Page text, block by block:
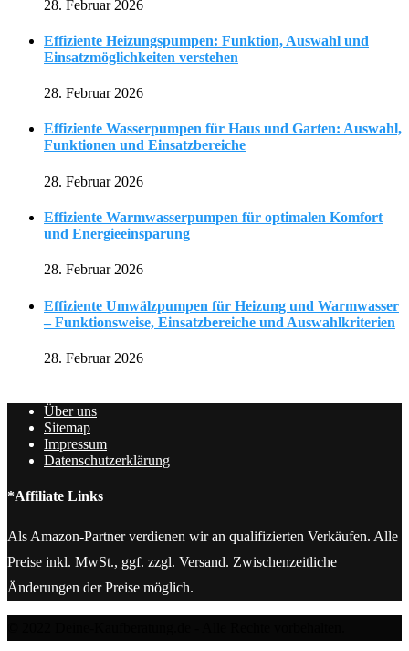
28. Februar 2026
Effiziente Heizungspumpen: Funktion, Auswahl und
Einsatzmöglichkeiten verstehen
28. Februar 2026
Effiziente Wasserpumpen für Haus und Garten: Auswahl,
Funktionen und Einsatzbereiche
28. Februar 2026
Effiziente Warmwasserpumpen für optimalen Komfort
und Energieeinsparung
28. Februar 2026
Effiziente Umwälzpumpen für Heizung und Warmwasser
– Funktionsweise, Einsatzbereiche und Auswahlkriterien
28. Februar 2026
Über uns
Sitemap
Impressum
Datenschutzerklärung
*Affiliate Links
Als Amazon-Partner verdienen wir an qualifizierten Verkäufen. Alle
Preise inkl. MwSt., ggf. zzgl. Versand. Zwischenzeitliche
Änderungen der Preise möglich.